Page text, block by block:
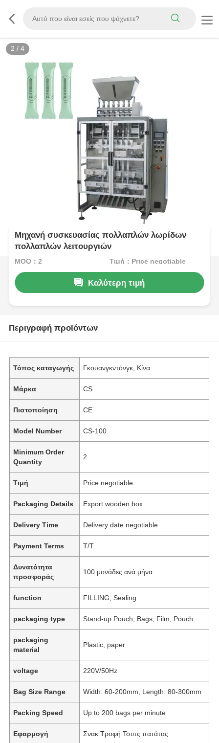
2 / 4
Μηχανή συσκευασίας πολλαπλών λωρίδων
πολλαπλών λειτουργιών
MOQ：2 Τιμή：Price negotiable
Καλύτερη τιμή
Περιγραφή προϊόντων
Τόπος καταγωγής Γκουανγκντόνγκ, Κίνα
Μάρκα CS
Πιστοποίηση CE
Model Number CS-100
Minimum Order
Quantity
2
Τιμή Price negotiable
Packaging Details Export wooden box
Delivery Time Delivery date negotiable
Payment Terms T/T
Δυνατότητα
προσφοράς
100 μονάδες ανά μήνα
function FILLING, Sealing
packaging type Stand-up Pouch, Bags, Film, Pouch
packaging
material
Plastic, paper
voltage 220V/50Hz
Bag Size Range Width: 60-200mm, Length: 80-300mm
Packing Speed Up to 200 bags per minute
Εφαρμογή Σνακ Τροφή Τσιπς πατάτας